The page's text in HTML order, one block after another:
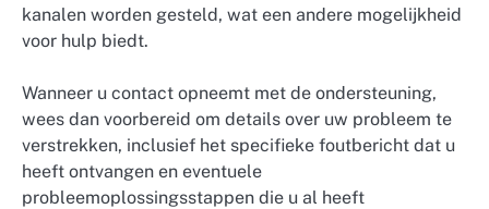
kanalen worden gesteld, wat een andere mogelijkheid
voor hulp biedt.
Wanneer u contact opneemt met de ondersteuning,
wees dan voorbereid om details over uw probleem te
verstrekken, inclusief het specifieke foutbericht dat u
heeft ontvangen en eventuele
probleemoplossingsstappen die u al heeft